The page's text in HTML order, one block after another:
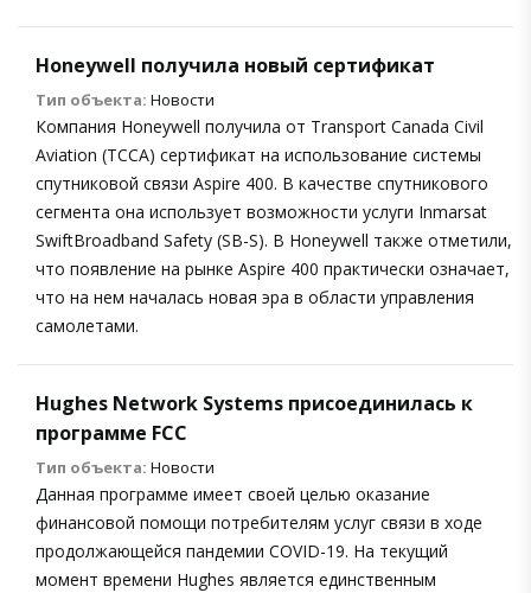
Honeywell получила новый сертификат
Тип объекта: Новости
Компания Honeywell получила от Transport Canada Civil
Aviation (TCCA) сертификат на использование системы
спутниковой связи Aspire 400. В качестве спутникового
сегмента она использует возможности услуги Inmarsat
SwiftBroadband Safety (SB-S). В Honeywell также отметили,
что появление на рынке Aspire 400 практически означает,
что на нем началась новая эра в области управления
самолетами.
Hughes Network Systems присоединилась к
программе FCC
Тип объекта: Новости
Данная программе имеет своей целью оказание
финансовой помощи потребителям услуг связи в ходе
продолжающейся пандемии COVID-19. На текущий
момент времени Hughes является единственным